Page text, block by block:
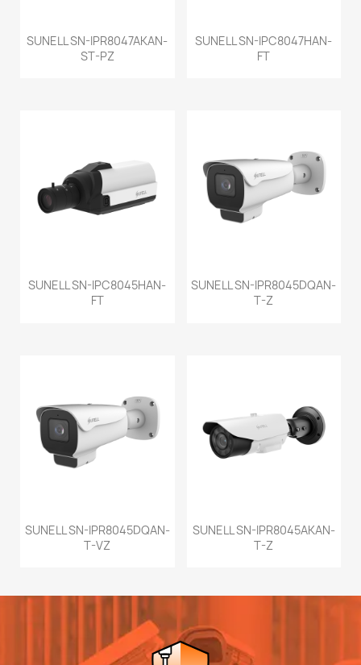
SUNELL SN-IPR8047AKAN-
ST-PZ
SUNELL SN-IPC8047HAN-
FT
SUNELL SN-IPC8045HAN-
FT
SUNELL SN-IPR8045DQAN-
T-Z
SUNELL SN-IPR8045DQAN-
T-VZ
SUNELL SN-IPR8045AKAN-
T-Z